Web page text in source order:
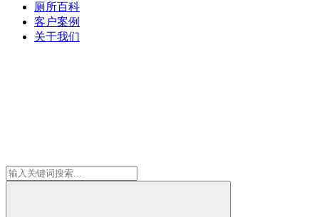
厕所百科
客户案例
关于我们